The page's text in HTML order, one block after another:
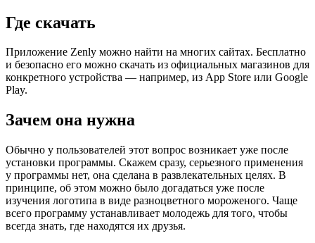
Где скачать
Приложение Zenly можно найти на многих сайтах. Бесплатно
и безопасно его можно скачать из официальных магазинов для
конкретного устройства — например, из App Store или Google
Play.
Зачем она нужна
Обычно у пользователей этот вопрос возникает уже после
установки программы. Скажем сразу, серьезного применения
у программы нет, она сделана в развлекательных целях. В
принципе, об этом можно было догадаться уже после
изучения логотипа в виде разноцветного мороженого. Чаще
всего программу устанавливает молодежь для того, чтобы
всегда знать, где находятся их друзья.